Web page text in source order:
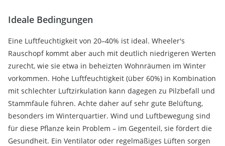
Ideale Bedingungen
Eine Luftfeuchtigkeit von 20–40% ist ideal. Wheeler's
Rauschopf kommt aber auch mit deutlich niedrigeren Werten
zurecht, wie sie etwa in beheizten Wohnräumen im Winter
vorkommen. Hohe Luftfeuchtigkeit (über 60%) in Kombination
mit schlechter Luftzirkulation kann dagegen zu Pilzbefall und
Stammfäule führen. Achte daher auf sehr gute Belüftung,
besonders im Winterquartier. Wind und Luftbewegung sind
für diese Pflanze kein Problem – im Gegenteil, sie fördert die
Gesundheit. Ein Ventilator oder regelmäßiges Lüften sorgen